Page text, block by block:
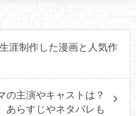
涯制作した漫画と人気作
の主演やキャストは？
あらすじやネタバレも